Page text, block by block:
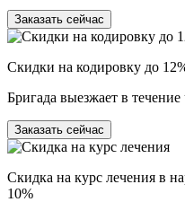
Заказать сейчас
Скидки на кодировку до
Бригада выезжает в
Заказать сейчас
Скидка на курс лечения в
10%